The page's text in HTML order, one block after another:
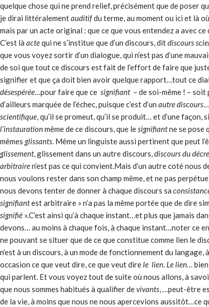
quelque chose qui ne prend relief, précisément que de poser
je dirai littéralementauditifdu terme, au moment ou ici et là
mais par un acte original : que ce que vous entendez a avec
C’est là actequi ne s’institue que d’un discours, ditdiscours
que vous voyez sortir d’un dialogue, qui n’est pas d’une
de soi que tout ce discours est fait de l’effort de faire que
signifier et que ça doit bien avoir quelque rapport…tout ce
désespérée…pour faire que ce signifiant – de soi-même ! –
d’ailleurs marquée de l’échec, puisque c’est d’un autre discours
scientifique, qu’il se promeut, qu’il se produit… et d’une façon,
l’instaurationmême de ce discours, que lesignifiantne se pose
mêmes glissants. Même un linguiste aussi pertinent que peut
glissement, glissement dans un autre discours,discours du
arbitrairen’est pas ce qui convient.Mais d’un autre coté
nous voulons rester dans son champ même, et ne pas
nous devons tenter de donner à chaque discours sa
signifiantest arbitraire » n’a pas la même portée que de dire
signifié ».C’est ainsi qu’à chaque instant…et plus que jamais
devons… au moins à chaque fois, à chaque instant…noter ce
ne pouvant se situer que de ce que constitue comme lien le
n’est à un discours, à un mode de fonctionnement du
occasion ce que veut dire, ce que veut direle lien. Le lien… bien
qui parlent. Et vous voyez tout de suite où nous allons, à
que nous sommes habitués à qualifier devivants, …peut-être
de la vie, à moins que nous ne nous apercevions aussitôt…ce